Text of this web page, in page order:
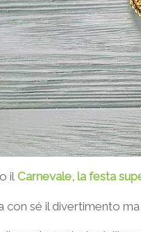
il Carnevale, la festa
con sé il divertimento